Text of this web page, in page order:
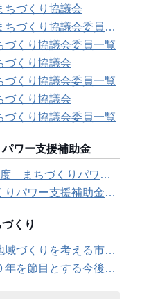
ちづくり協議会
づくり協議会委員一覧
づくり協議会委員一覧
づくり協議会
づくり協議会委員一覧
づくり協議会
づくり協議会委員一覧
パワー支援補助金
ワー支援補助金の募集【受付は終了しました。】
ワー支援補助金の交付結果
くり
づくりを考える市民会議
する今後の地域づくりに関する市長懇話会